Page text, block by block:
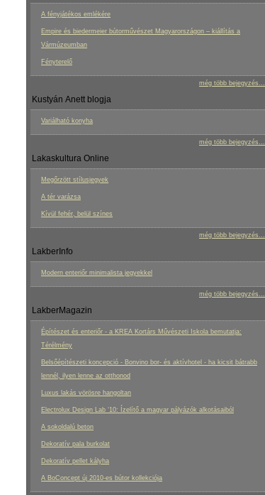
A fényjátékos emlékére
Empire és biedermeier bútorművészet Magyarországon – kiállítás a
Vármúzeumban
Fényterelő
még több bejegyzés...
Kustyán Anett blogja
Variálható konyha
még több bejegyzés...
Lakaskultura Online
Megőrzött stílusjegyek
A tér varázsa
Kívül fehér, belül színes
még több bejegyzés...
LakberInfo
Modern enteriőr minimalista jegyekkel
még több bejegyzés...
LakberMagazin
Építészet és enteriőr - a KREA Kortárs Művészeti Iskola bemutatja:
Térélmény
Belsőépítészeti koncepció - Bonvino bor- és aktívhotel - ha kicsit bátrabb
lennél, ilyen lenne az otthonod
Luxus lakás vörösre hangoltan
Electrolux Design Lab ‘10: Ízelítő a magyar pályázók alkotásaiból
A sokoldalú beton
Dekoratív pala burkolat
Dekoratív pellet kályha
A BoConcept új 2010-es bútor kollekciója